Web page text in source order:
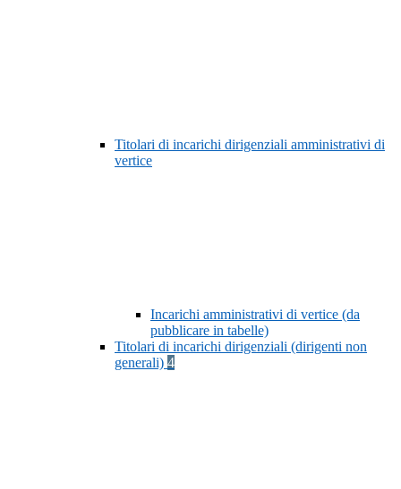
Titolari di incarichi dirigenziali amministrativi di
vertice
Incarichi amministrativi di vertice (da
pubblicare in tabelle)
Titolari di incarichi dirigenziali (dirigenti non
generali) 4